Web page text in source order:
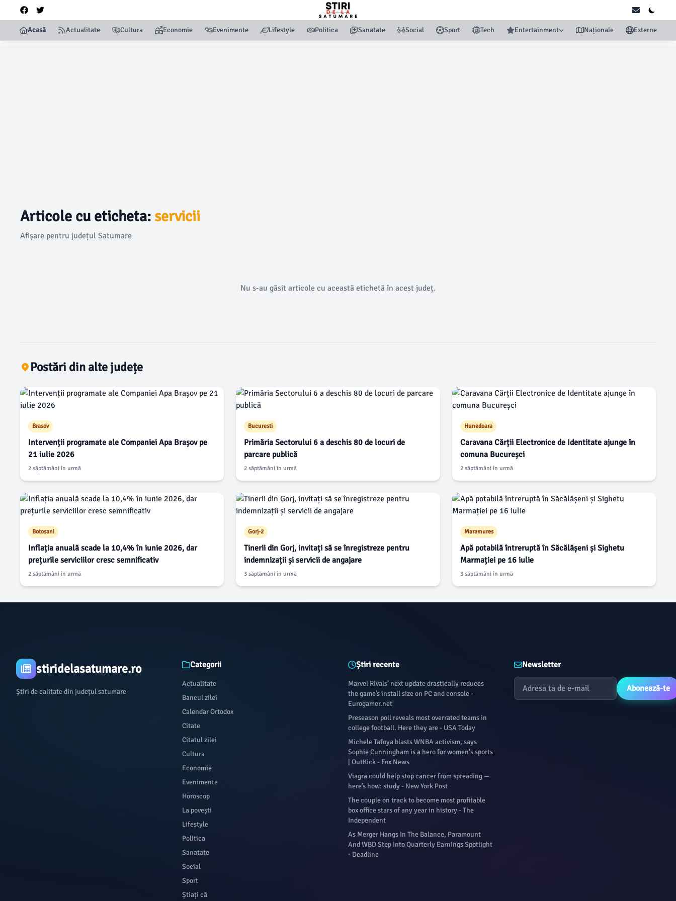
Acasă Actualitate Cultura Economie Evenimente Lifestyle Politica Sanatate Social Sport Tech Entertainment Naționale Externe
Articole cu eticheta: servicii
Afișare pentru județul Satumare
Nu s-au găsit articole cu această etichetă în acest județ.
Postări din alte județe
Brasov
Intervenții programate ale Companiei Apa Brașov pe
21 iulie 2026
2 săptămâni în urmă
Bucuresti
Primăria Sectorului 6 a deschis 80 de locuri de
parcare publică
2 săptămâni în urmă
Hunedoara
Caravana Cărții Electronice de Identitate ajunge în
comuna Bucureșci
2 săptămâni în urmă
Botosani
Inflația anuală scade la 10,4% în iunie 2026, dar
prețurile serviciilor cresc semnificativ
2 săptămâni în urmă
Gorj-2
Tinerii din Gorj, invitați să se înregistreze pentru
indemnizații și servicii de angajare
3 săptămâni în urmă
Maramures
Apă potabilă întreruptă în Săcălășeni și Sighetu
Marmației pe 16 iulie
3 săptămâni în urmă
stiridelasatumare.ro
Știri de calitate din județul satumare
Categorii
Actualitate
Bancul zilei
Calendar Ortodox
Citate
Citatul zilei
Cultura
Economie
Evenimente
Horoscop
La povești
Lifestyle
Politica
Sanatate
Social
Sport
Știați că
Știri recente
Marvel Rivals’ next update drastically reduces
the game’s install size on PC and console -
Eurogamer.net
Preseason poll reveals most overrated teams in
college football. Here they are - USA Today
Michele Tafoya blasts WNBA activism, says
Sophie Cunningham is a hero for women's sports
| OutKick - Fox News
Viagra could help stop cancer from spreading —
here’s how: study - New York Post
The couple on track to become most profitable
box office stars of any year in history - The
Independent
As Merger Hangs In The Balance, Paramount
And WBD Step Into Quarterly Earnings Spotlight
- Deadline
Newsletter
Abonează-te